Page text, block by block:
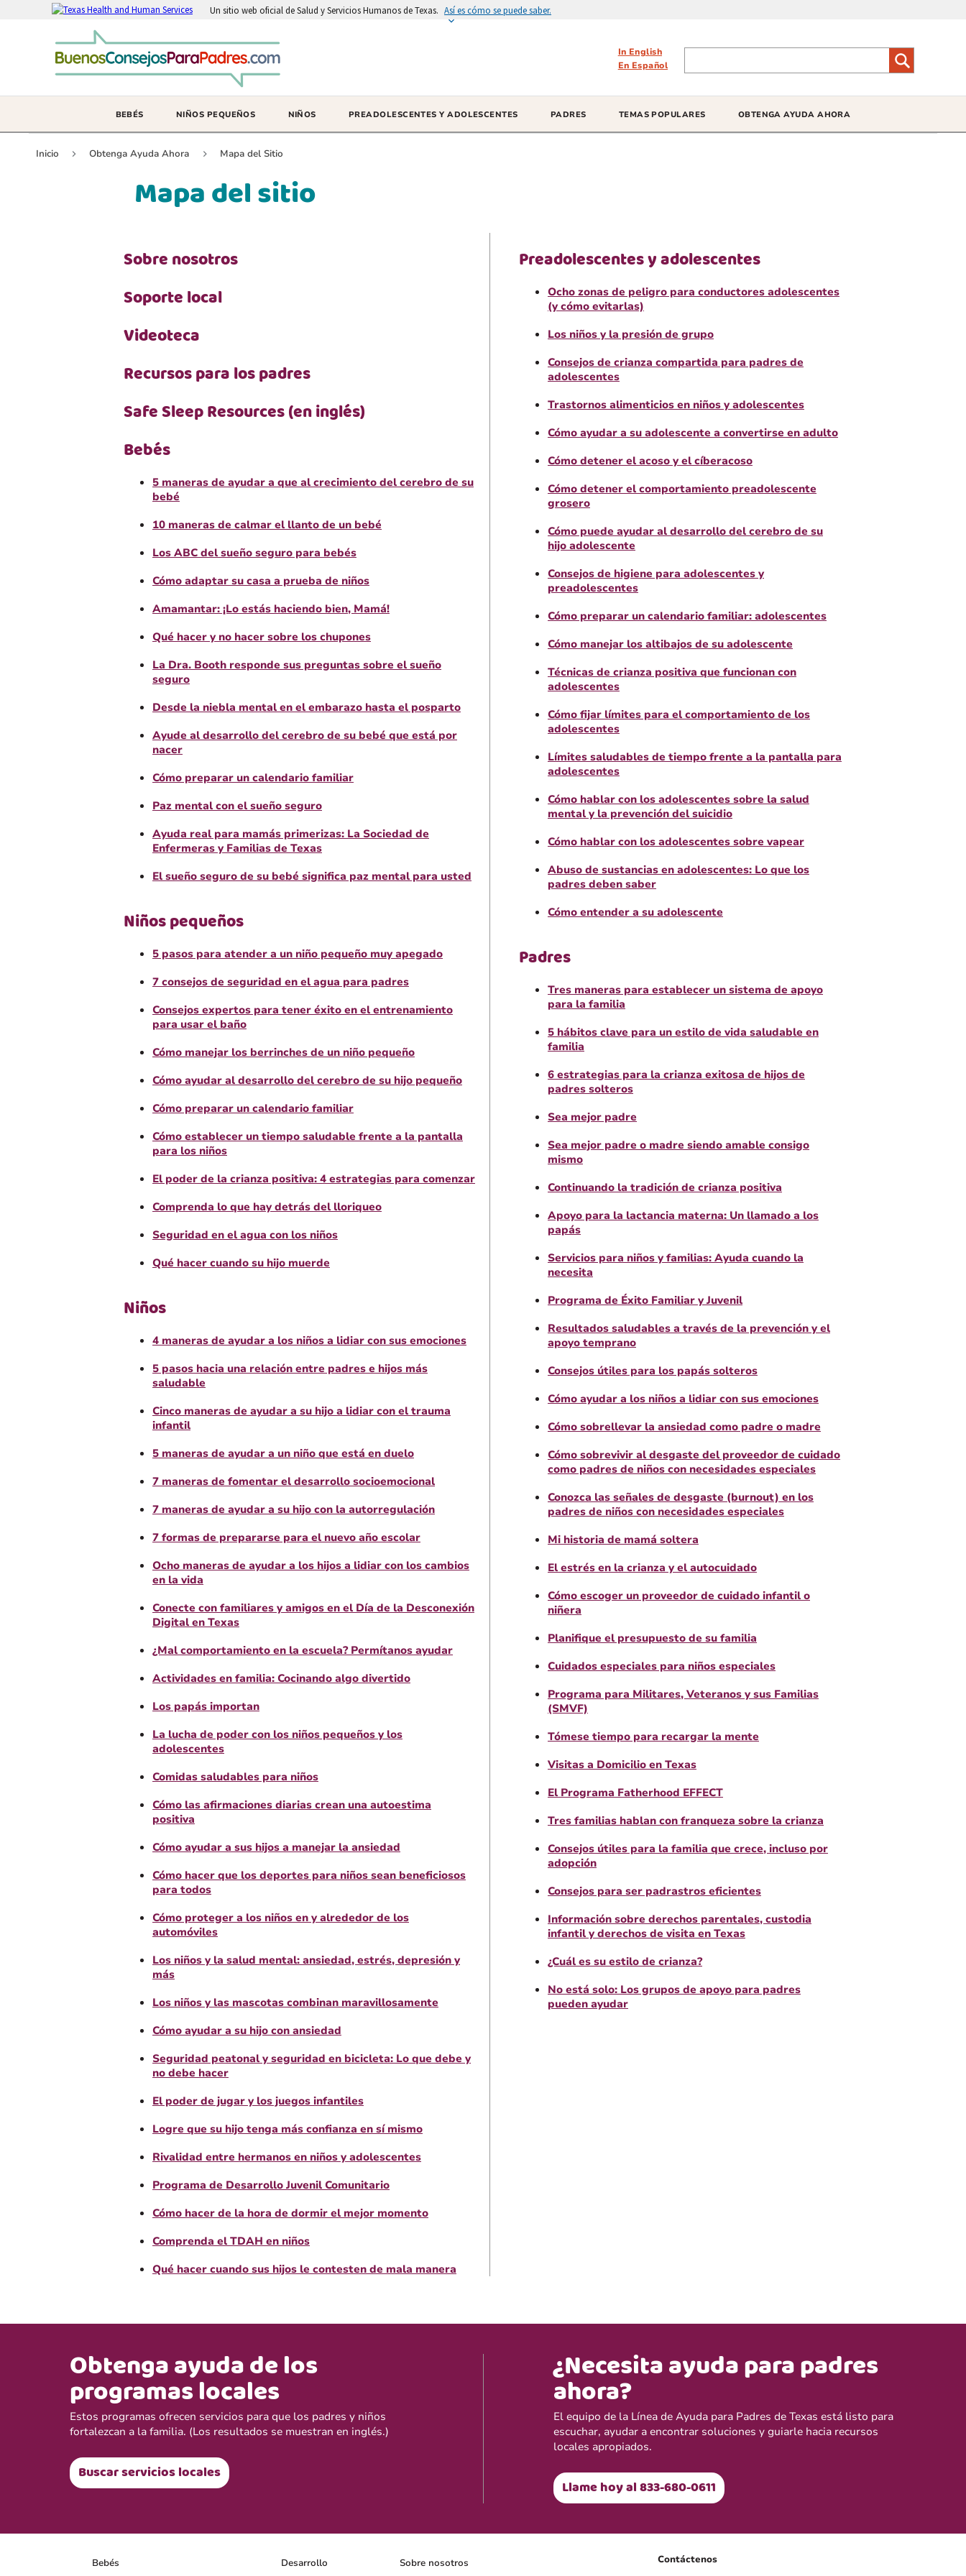
Un sitio web oficial de Salud y Servicios Humanos de Texas. Así es cómo se puede saber.
In English
En Español
BEBÉS NIÑOS PEQUEÑOS NIÑOS PREADOLESCENTES Y ADOLESCENTES PADRES TEMAS POPULARES OBTENGA AYUDA AHORA
Inicio Obtenga Ayuda Ahora Mapa del Sitio
Mapa del sitio
Sobre nosotros
Soporte local
Videoteca
Recursos para los padres
Safe Sleep Resources (en inglés)
Bebés
5 maneras de ayudar a que al crecimiento del cerebro de su
bebé
10 maneras de calmar el llanto de un bebé
Los ABC del sueño seguro para bebés
Cómo adaptar su casa a prueba de niños
Amamantar: ¡Lo estás haciendo bien, Mamá!
Qué hacer y no hacer sobre los chupones
La Dra. Booth responde sus preguntas sobre el sueño
seguro
Desde la niebla mental en el embarazo hasta el posparto
Ayude al desarrollo del cerebro de su bebé que está por
nacer
Cómo preparar un calendario familiar
Paz mental con el sueño seguro
Ayuda real para mamás primerizas: La Sociedad de
Enfermeras y Familias de Texas
El sueño seguro de su bebé significa paz mental para usted
Niños pequeños
5 pasos para atender a un niño pequeño muy apegado
7 consejos de seguridad en el agua para padres
Consejos expertos para tener éxito en el entrenamiento
para usar el baño
Cómo manejar los berrinches de un niño pequeño
Cómo ayudar al desarrollo del cerebro de su hijo pequeño
Cómo preparar un calendario familiar
Cómo establecer un tiempo saludable frente a la pantalla
para los niños
El poder de la crianza positiva: 4 estrategias para comenzar
Comprenda lo que hay detrás del lloriqueo
Seguridad en el agua con los niños
Qué hacer cuando su hijo muerde
Niños
4 maneras de ayudar a los niños a lidiar con sus emociones
5 pasos hacia una relación entre padres e hijos más
saludable
Cinco maneras de ayudar a su hijo a lidiar con el trauma
infantil
5 maneras de ayudar a un niño que está en duelo
7 maneras de fomentar el desarrollo socioemocional
7 maneras de ayudar a su hijo con la autorregulación
7 formas de prepararse para el nuevo año escolar
Ocho maneras de ayudar a los hijos a lidiar con los cambios
en la vida
Conecte con familiares y amigos en el Día de la Desconexión
Digital en Texas
¿Mal comportamiento en la escuela? Permítanos ayudar
Actividades en familia: Cocinando algo divertido
Los papás importan
La lucha de poder con los niños pequeños y los
adolescentes
Comidas saludables para niños
Cómo las afirmaciones diarias crean una autoestima
positiva
Cómo ayudar a sus hijos a manejar la ansiedad
Cómo hacer que los deportes para niños sean beneficiosos
para todos
Cómo proteger a los niños en y alrededor de los
automóviles
Los niños y la salud mental: ansiedad, estrés, depresión y
más
Los niños y las mascotas combinan maravillosamente
Cómo ayudar a su hijo con ansiedad
Seguridad peatonal y seguridad en bicicleta: Lo que debe y
no debe hacer
El poder de jugar y los juegos infantiles
Logre que su hijo tenga más confianza en sí mismo
Rivalidad entre hermanos en niños y adolescentes
Programa de Desarrollo Juvenil Comunitario
Cómo hacer de la hora de dormir el mejor momento
Comprenda el TDAH en niños
Qué hacer cuando sus hijos le contesten de mala manera
Preadolescentes y adolescentes
Ocho zonas de peligro para conductores adolescentes
(y cómo evitarlas)
Los niños y la presión de grupo
Consejos de crianza compartida para padres de
adolescentes
Trastornos alimenticios en niños y adolescentes
Cómo ayudar a su adolescente a convertirse en adulto
Cómo detener el acoso y el cíberacoso
Cómo detener el comportamiento preadolescente
grosero
Cómo puede ayudar al desarrollo del cerebro de su
hijo adolescente
Consejos de higiene para adolescentes y
preadolescentes
Cómo preparar un calendario familiar: adolescentes
Cómo manejar los altibajos de su adolescente
Técnicas de crianza positiva que funcionan con
adolescentes
Cómo fijar límites para el comportamiento de los
adolescentes
Límites saludables de tiempo frente a la pantalla para
adolescentes
Cómo hablar con los adolescentes sobre la salud
mental y la prevención del suicidio
Cómo hablar con los adolescentes sobre vapear
Abuso de sustancias en adolescentes: Lo que los
padres deben saber
Cómo entender a su adolescente
Padres
Tres maneras para establecer un sistema de apoyo
para la familia
5 hábitos clave para un estilo de vida saludable en
familia
6 estrategias para la crianza exitosa de hijos de
padres solteros
Sea mejor padre
Sea mejor padre o madre siendo amable consigo
mismo
Continuando la tradición de crianza positiva
Apoyo para la lactancia materna: Un llamado a los
papás
Servicios para niños y familias: Ayuda cuando la
necesita
Programa de Éxito Familiar y Juvenil
Resultados saludables a través de la prevención y el
apoyo temprano
Consejos útiles para los papás solteros
Cómo ayudar a los niños a lidiar con sus emociones
Cómo sobrellevar la ansiedad como padre o madre
Cómo sobrevivir al desgaste del proveedor de cuidado
como padres de niños con necesidades especiales
Conozca las señales de desgaste (burnout) en los
padres de niños con necesidades especiales
Mi historia de mamá soltera
El estrés en la crianza y el autocuidado
Cómo escoger un proveedor de cuidado infantil o
niñera
Planifique el presupuesto de su familia
Cuidados especiales para niños especiales
Programa para Militares, Veteranos y sus Familias
(SMVF)
Tómese tiempo para recargar la mente
Visitas a Domicilio en Texas
El Programa Fatherhood EFFECT
Tres familias hablan con franqueza sobre la crianza
Consejos útiles para la familia que crece, incluso por
adopción
Consejos para ser padrastros eficientes
Información sobre derechos parentales, custodia
infantil y derechos de visita en Texas
¿Cuál es su estilo de crianza?
No está solo: Los grupos de apoyo para padres
pueden ayudar
Obtenga ayuda de los
programas locales
Estos programas ofrecen servicios para que los padres y niños
fortalezcan a la familia. (Los resultados se muestran en inglés.)
Buscar servicios locales
¿Necesita ayuda para padres
ahora?
El equipo de la Línea de Ayuda para Padres de Texas está listo para
escuchar, ayudar a encontrar soluciones y guiarle hacia recursos
locales apropiados.
Llame hoy al 833-680-0611
Bebés Desarrollo Sobre nosotros Contáctenos